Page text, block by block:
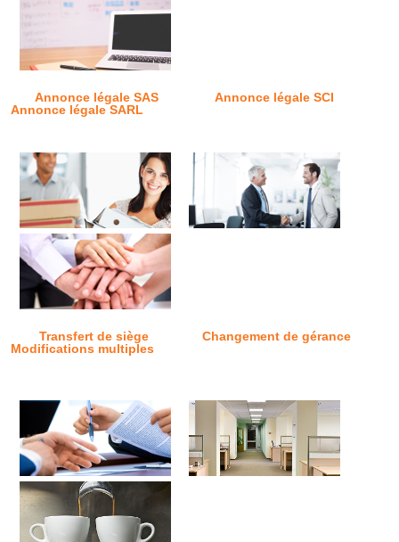
Annonce légale SAS
Annonce légale SCI
Annonce légale SARL
Transfert de siège
Changement de gérance
Modifications multiples